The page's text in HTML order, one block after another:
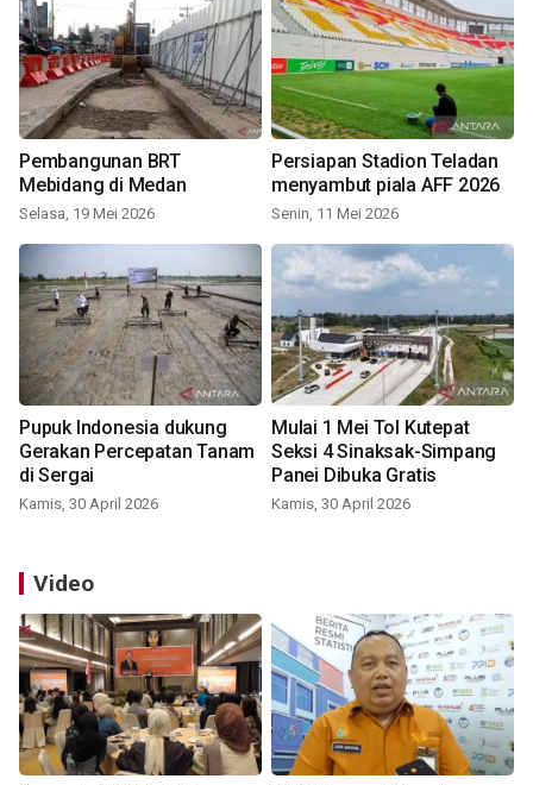
Pembangunan BRT
Mebidang di Medan
Selasa, 19 Mei 2026
Persiapan Stadion Teladan
menyambut piala AFF 2026
Senin, 11 Mei 2026
Pupuk Indonesia dukung
Gerakan Percepatan Tanam
di Sergai
Kamis, 30 April 2026
Mulai 1 Mei Tol Kutepat
Seksi 4 Sinaksak-Simpang
Panei Dibuka Gratis
Kamis, 30 April 2026
Video